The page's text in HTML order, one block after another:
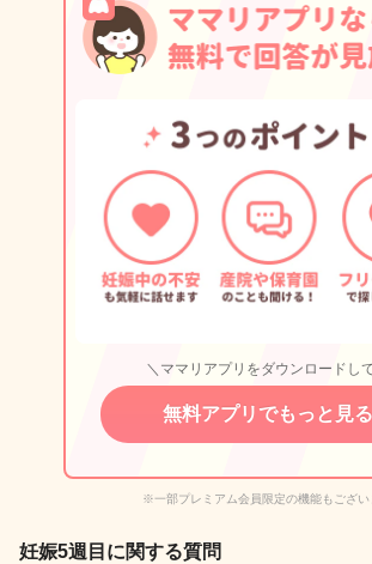
＼ママリアプリをダウンロードし
無料アプリでもっと見る
※一部プレミアム会員限定の機能もござい
妊娠5週目に関する質問